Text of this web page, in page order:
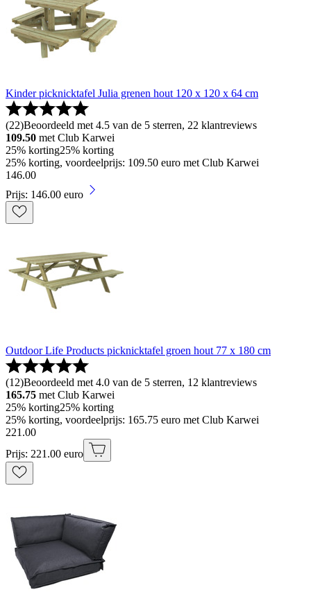
Kinder picknicktafel Julia grenen hout 120 x 120 x 64 cm
(22)Beoordeeld met 4.5 van de 5 sterren, 22 klantreviews
109.50 met Club Karwei
25% korting25% korting
25% korting, voordeelprijs: 109.50 euro met Club Karwei
146.00
Prijs: 146.00 euro
Outdoor Life Products picknicktafel groen hout 77 x 180 cm
(12)Beoordeeld met 4.0 van de 5 sterren, 12 klantreviews
165.75 met Club Karwei
25% korting25% korting
25% korting, voordeelprijs: 165.75 euro met Club Karwei
221.00
Prijs: 221.00 euro